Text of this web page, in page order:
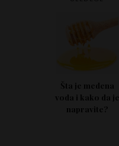
Šta je medena
voda i kako da je
napravite?